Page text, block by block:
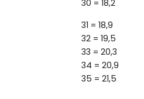
30 = 18,2
31 = 18,9
32 = 19,5
33 = 20,3
34 = 20,9
35 = 21,5